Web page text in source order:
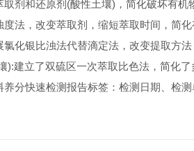
取剂和还原剂(酸性土壤)，简化破坏有机
度法，改变萃取剂，缩短萃取时间，简
氯化银比浊法代替滴定法，改变提取方
):建立了双硫区一次萃取比色法，简化
养分快速检测报告标签：检测日期、检